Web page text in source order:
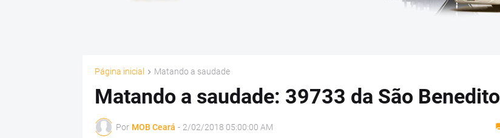
Página inicial Matando a saudade
Matando a saudade: 39733 da São Benedito
Por MOB Ceará - 2/02/2018 05:00:00 AM